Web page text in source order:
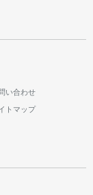
い合わせ
トマップ